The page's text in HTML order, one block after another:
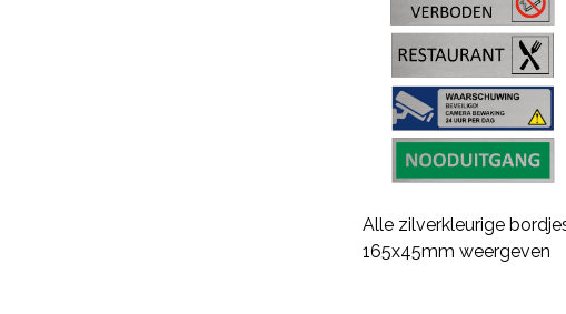
Alle zilverkleurige
165x45mm weergeven